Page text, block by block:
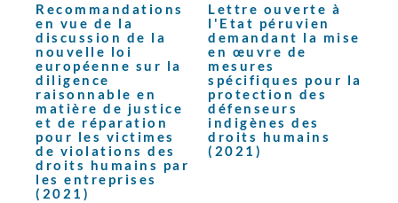
Recommandations
en vue de la
discussion de la
nouvelle loi
européenne sur la
diligence
raisonnable en
matière de justice
et de réparation
pour les victimes
de violations des
droits humains par
les entreprises
(2021)
Lettre ouverte à
l'Etat péruvien
demandant la mise
en œuvre de
mesures
spécifiques pour la
protection des
défenseurs
indigènes des
droits humains
(2021)